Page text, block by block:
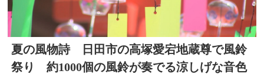
夏の風物詩 日田市の高塚愛宕地蔵尊で風鈴
祭り 約1000個の風鈴が奏でる涼しげな音色